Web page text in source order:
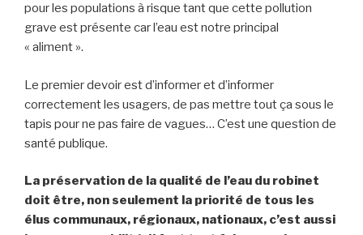
pour les populations à risque tant que cette pollution
grave est présente car l’eau est notre principal
« aliment ».
Le premier devoir est d’informer et d’informer
correctement les usagers, de pas mettre tout ça sous le
tapis pour ne pas faire de vagues… C’est une question de
santé publique.
La préservation de la qualité de l’eau du robinet
doit être, non seulement la priorité de tous les
élus communaux, régionaux, nationaux, c’est aussi